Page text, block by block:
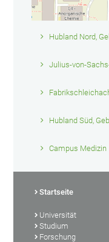
Hubland Nord,
Julius-von-
Hubland Süd,
Campus Medizin
Startseite
Universität
Studium
Forschung